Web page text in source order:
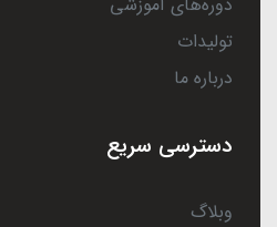
تولیدات
درباره ما
دسترسی سریع
وبلاگ